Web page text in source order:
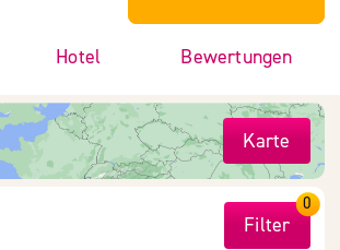
Hotel Bewertungen
Karte
Filter
0